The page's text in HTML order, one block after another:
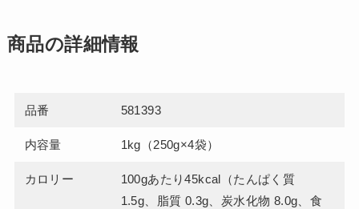
商品の詳細情報
品番 581393
内容量 1kg（250g×4袋）
カロリー
100gあたり45kcal（たんぱく質
1.5g、脂質 0.3g、炭水化物 8.0g、食